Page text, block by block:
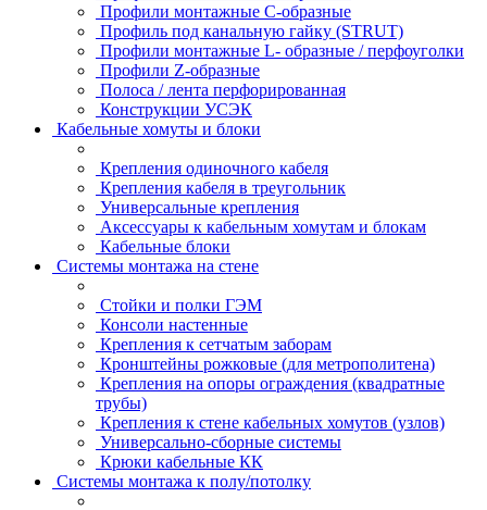
Профили монтажные C-образные
Профиль под канальную гайку (STRUT)
Профили монтажные L- образные / перфоуголки
Профили Z-образные
Полоса / лента перфорированная
Конструкции УСЭК
Кабельные хомуты и блоки
Крепления одиночного кабеля
Крепления кабеля в треугольник
Универсальные крепления
Аксессуары к кабельным хомутам и блокам
Кабельные блоки
Системы монтажа на стене
Стойки и полки ГЭМ
Консоли настенные
Крепления к сетчатым заборам
Кронштейны рожковые (для метрополитена)
Крепления на опоры ограждения (квадратные
трубы)
Крепления к стене кабельных хомутов (узлов)
Универсально-сборные системы
Крюки кабельные КК
Системы монтажа к полу/потолку